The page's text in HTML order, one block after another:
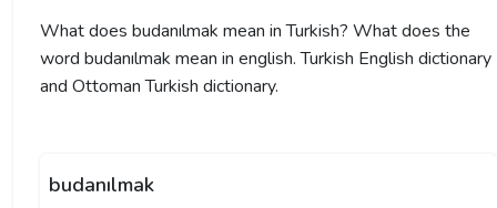
What does budanılmak mean in Turkish? What does the
word budanılmak mean in english. Turkish English dictionary
and Ottoman Turkish dictionary.
budanılmak